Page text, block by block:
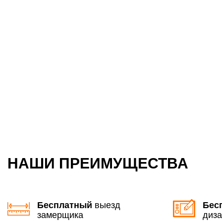
НАШИ ПРЕИМУЩЕСТВА
Бесплатный выезд
замерщика